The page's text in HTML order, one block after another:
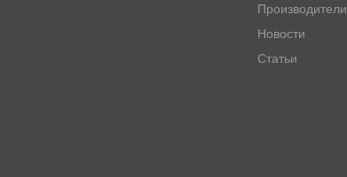
Производители
Новости
Статьи